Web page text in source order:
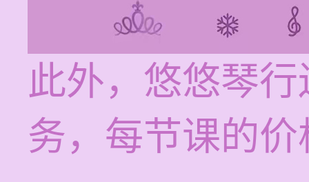
此外，悠悠琴
务，每节课的